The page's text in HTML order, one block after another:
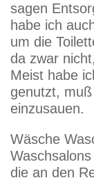
sagen
habe ich
um die
da zwar
Meist habe
genutzt,
einzusauen.
Wäsche
die an den